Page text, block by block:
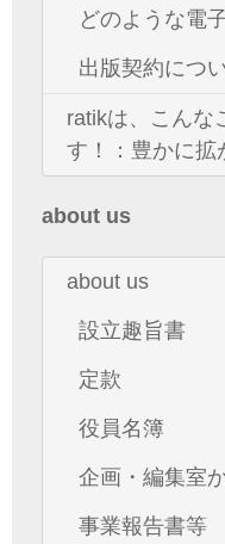
どのような電
出版契約につ
ratikは、こんな
す！：豊かに拡
about us
about us
設立趣旨書
定款
役員名簿
企画・編集室
事業報告書等